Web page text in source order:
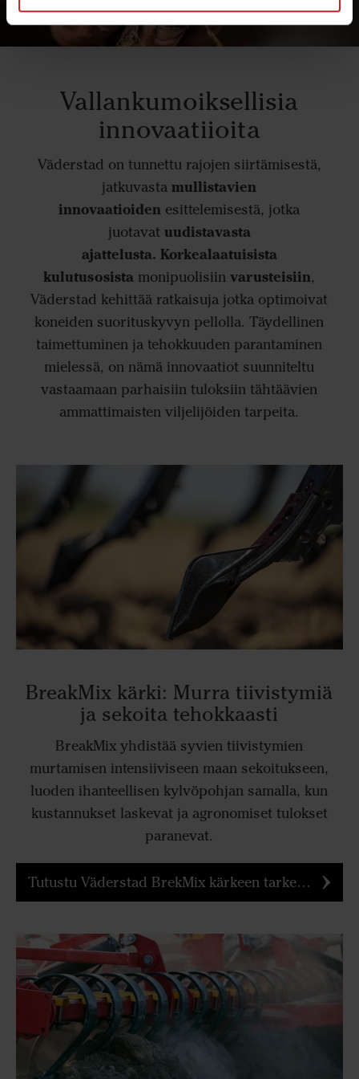
Vallankumoiksellisia
innovaatiioita
Väderstad on tunnettu rajojen siirtämisestä,
jatkuvastamullistavien
innovaatioiden esittelemisestä, jotka
juotavat uudistavasta
ajattelusta. Korkealaatuisista
kulutusosista monipuolisiinvarusteisiin,
Väderstad kehittää ratkaisuja jotka optimoivat
koneiden suorituskyvyn pellolla. Täydellinen
taimettuminen ja tehokkuuden parantaminen
mielessä, on nämä innovaatiot suunniteltu
vastaamaan parhaisiin tuloksiin tähtäävien
ammattimaisten viljelijöiden tarpeita.
BreakMix kärki: Murra tiivistymiä
ja sekoita tehokkaasti
BreakMix yhdistää syvien tiivistymien
murtamisen intensiiviseen maan sekoitukseen,
luoden ihanteellisen kylvöpohjan samalla, kun
kustannukset laskevat ja agronomiset tulokset
paranevat.
Tutustu Väderstad BrekMix kärkeen tarkemmin